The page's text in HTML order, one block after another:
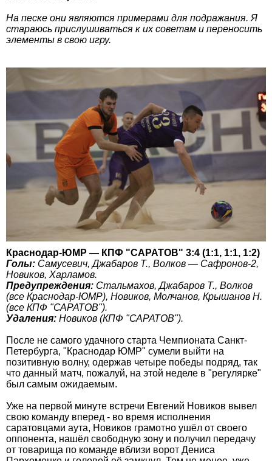
На песке они являются примерами для подражания. Я
стараюсь прислушиваться к их советам и переносить
элементы в свою игру.
Краснодар-ЮМР — КПФ "САРАТОВ" 3:4 (1:1, 1:1, 1:2)
Голы: Самусевич, Джабаров Т., Волков — Сафронов-2,
Новиков, Харламов.
Предупреждения: Стальмахов, Джабаров Т., Волков
(все Краснодар-ЮМР), Новиков, Молчанов, Крышанов Н.
(все КПФ "САРАТОВ").
Удаления: Новиков (КПФ "САРАТОВ").
После не самого удачного старта Чемпионата Санкт-
Петербурга, "Краснодар ЮМР" сумели выйти на
позитивную волну, одержав четыре победы подряд, так
что данный матч, пожалуй, на этой неделе в "регулярке"
был самым ожидаемым.
Уже на первой минуте встречи Евгений Новиков вывел
свою команду вперед - во время исполнения
саратовцами аута, Новиков грамотно ушёл от своего
оппонента, нашёл свободную зону и получил передачу
от товарища по команде вблизи ворот Дениса